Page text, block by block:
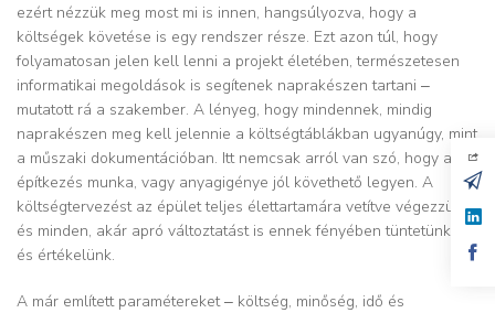
ezért nézzük meg most mi is innen, hangsúlyozva, hogy a
költségek követése is egy rendszer része. Ezt azon túl, hogy
folyamatosan jelen kell lenni a projekt életében, természetesen
informatikai megoldások is segítenek naprakészen tartani ‒
mutatott rá a szakember. A lényeg, hogy mindennek, mindig
naprakészen meg kell jelennie a költségtáblákban ugyanúgy, mint
a műszaki dokumentációban. Itt nemcsak arról van szó, hogy az
építkezés munka, vagy anyagigénye jól követhető legyen. A
költségtervezést az épület teljes élettartamára vetítve végezzük,
és minden, akár apró változtatást is ennek fényében tüntetünk fel
és értékelünk.
A már említett paramétereket ‒ költség, minőség, idő és